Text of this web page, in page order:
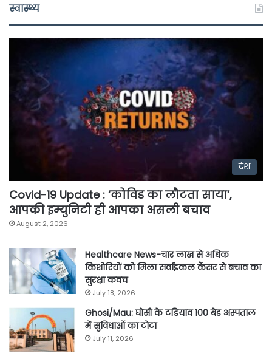
स्वास्थ्य
देश
Covid-19 Update : ‘कोविड का लौटता साया’,
आपकी इम्युनिटी ही आपका असली बचाव
August 2, 2026
Healthcare News-चार लाख से अधिक
किशोरियों को मिला सर्वाइकल कैंसर से बचाव का
सुरक्षा कवच
July 18, 2026
Ghosi/Mau: घोसी के टडियाव 100 बेड अस्पताल
में सुविधाओं का टोटा
July 11, 2026